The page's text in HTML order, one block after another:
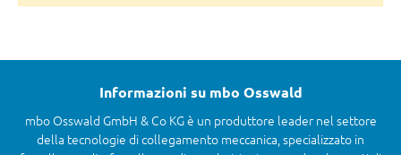
Informazioni su mbo Osswald
mbo Osswald GmbH & Co KG è un produttore leader nel settore
della tecnologie di collegamento meccanica, specializzato in